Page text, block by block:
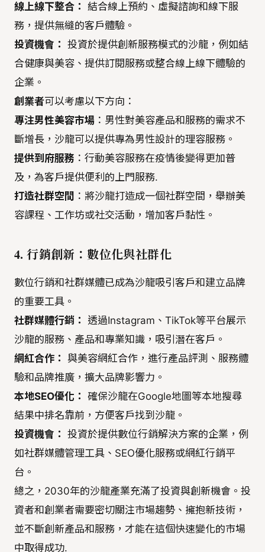
線上線下整合： 結合線上預約、虛擬諮詢和線下服
務，提供無縫的客戶體驗。
投資機會： 投資於提供創新服務模式的沙龍，例如結
合健康與美容、提供訂閱服務或整合線上線下體驗的
企業。
創業者可以考慮以下方向：
專注男性美容市場 ：男性對美容產品和服務的需求不
斷增長，沙龍可以提供專為男性設計的理容服務。
提供到府服務 ：行動美容服務在疫情後變得更加普
及，為客戶提供便利的上門服務.
打造社群空間 ：將沙龍打造成一個社群空間，舉辦美
容課程、工作坊或社交活動，增加客戶黏性。
4. 行銷創新：數位化與社群化
數位行銷和社群媒體已成為沙龍吸引客戶和建立品牌
的重要工具。
社群媒體行銷：
透過Instagram、TikTok等平台展示
沙龍的服務、產品和專業知識，吸引潛在客戶。
網紅合作： 與美容網紅合作，進行產品評測、服務體
驗和品牌推廣，擴大品牌影響力。
本地SEO優化： 確保沙龍在Google地圖等本地搜尋
結果中排名靠前，方便客戶找到沙龍。
投資機會： 投資於提供數位行銷解決方案的企業，例
如社群媒體管理工具、SEO優化服務或網紅行銷平
台。
總之，2030年的沙龍產業充滿了投資與創新機會。投
資者和創業者需要密切關注市場趨勢、擁抱新技術，
並不斷創新產品和服務，才能在這個快速變化的市場
中取得成功.